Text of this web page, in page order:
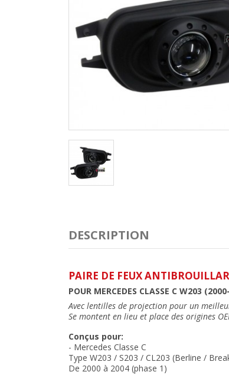
DESCRIPTION
PAIRE DE FEUX
POUR MERCEDES CLASSE C W203
Avec lentilles de projection pour un
Se montent en lieu et place des origines
Conçus pour:
- Mercedes Classe C
Type W203 / S203 / CL203 (Berline /
De 2000 à 2004 (phase 1)